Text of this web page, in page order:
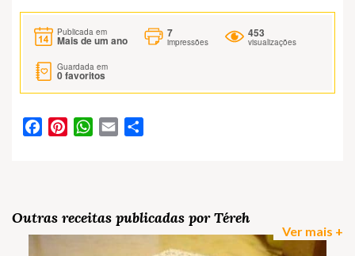
Publicada em
Mais de um ano
7
impressões
453
visualizações
Guardada em
0favoritos
FacebookPinterestWhatsApp
Email
Outras receitas publicadas por Téreh
Ver mais +